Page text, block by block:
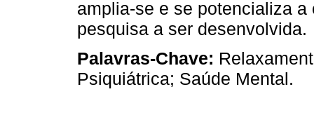
amplia-se e se potencializa
pesquisa a ser desenvolvida.
Palavras-Chave:
Psiquiátrica; Saúde Mental.